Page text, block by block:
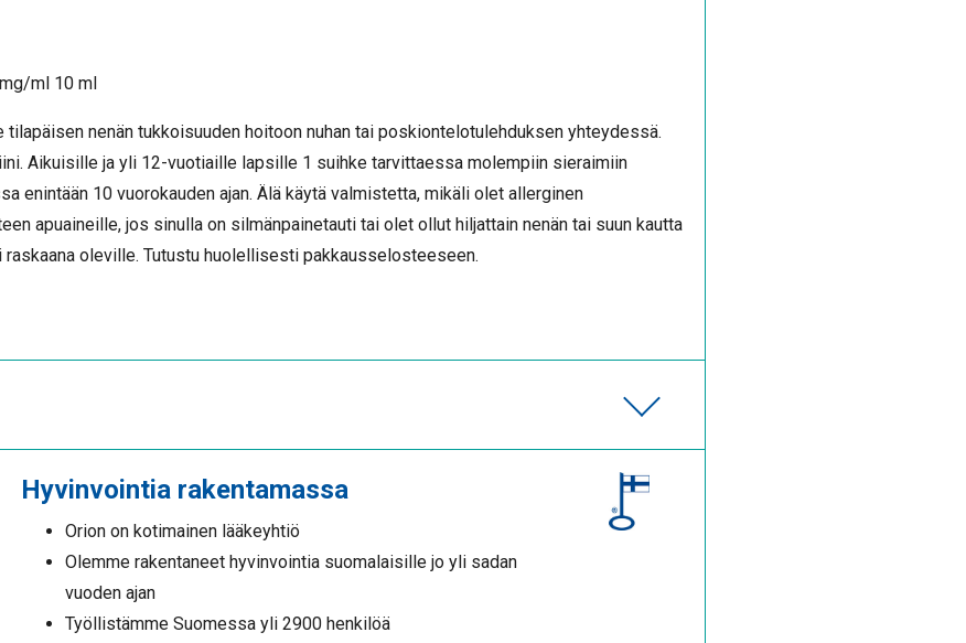
ml 10 ml
tilapäisen nenän tukkoisuuden hoitoon nuhan tai poskiontelotulehduksen yhteydessä.
Aikuisille ja yli 12-vuotiaille lapsille 1 suihke tarvittaessa molempiin sieraimiin
enintään 10 vuorokauden ajan. Älä käytä valmistetta, mikäli olet allerginen
apuaineille, jos sinulla on silmänpainetauti tai olet ollut hiljattain nenän tai suun kautta
oleville. Tutustu huolellisesti pakkausselosteeseen.
Hyvinvointia rakentamassa
Orion on kotimainen lääkeyhtiö
Olemme rakentaneet hyvinvointia suomalaisille jo yli sadan
vuoden ajan
Työllistämme Suomessa yli 2900 henkilöä